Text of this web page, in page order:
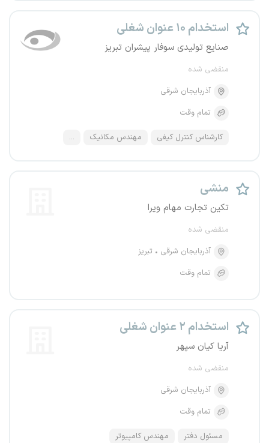
استخدام ۱۰ عنوان شغلی
صنایع تولیدی سوفار پیشران تبریز
منقضی شده
آذربایجان شرقی
تمام وقت
کارشناس کنترل کیفی مهندس مکانیک ...
منشی
تکین تجارت مهام ویرا
منقضی شده
آذربایجان شرقی
تبریز
تمام وقت
استخدام ۲ عنوان شغلی
آریا کیان سپهر
منقضی شده
آذربایجان شرقی
تمام وقت
مسئول دفتر مهندس کامپیوتر